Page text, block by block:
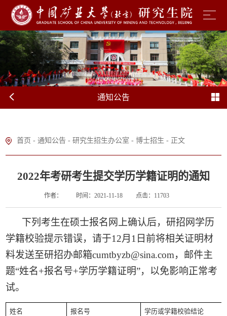
通知公告
首页 -通知公告 -研究生招生办公室 -博士招生 - 正文
2022年考研考生提交学历学籍证明的通知
作者： 时间：2021-11-18 点击： 11703
下列考生在硕士报名网上确认后，研招网学历
学籍校验提示错误，请于12月 1 日前将相关证明材
料发送至研招办邮箱cumtbyzb@sina.com，邮件主
题“姓名+报名号+学历学籍证明”，以免影响正常考
试。
姓名 报名号 学历或学籍校验结论